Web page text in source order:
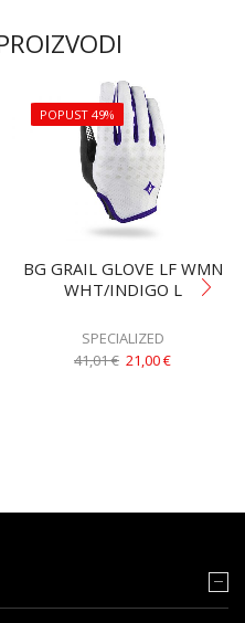
POPUST 49%
BG GRAIL GLOVE LF WMN
WHT/INDIGO L
SPECIALIZED
41,01€ 21,00€